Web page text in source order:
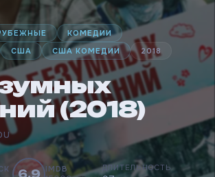
КОМЕДИИ
США США КОМЕДИИ 2018
(2018)
IMDB ДЛИТЕЛЬНОСТЬ